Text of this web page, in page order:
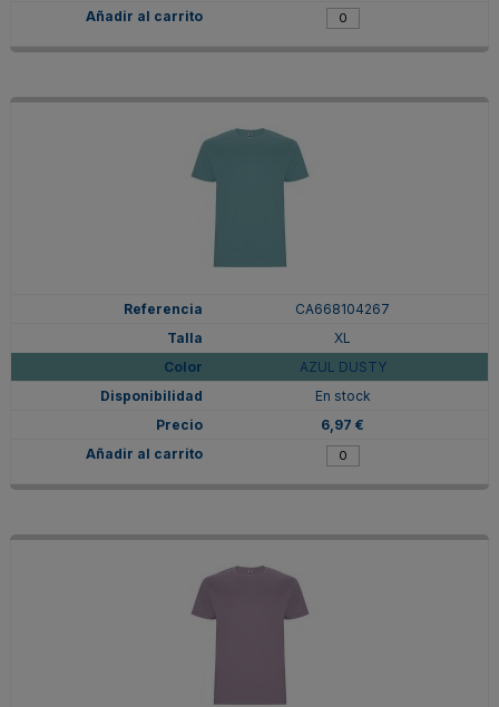
CA668104267
XL
AZUL DUSTY
En stock
6,97 €